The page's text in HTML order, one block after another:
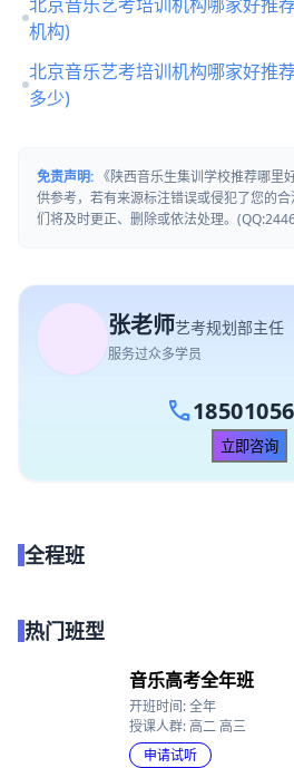
北京音乐艺考培训机构哪家好推
机构)
北京音乐艺考培训机构哪家好推
多少)
免责声明:《陕西音乐生集训学校推荐哪里
供参考，若有来源标注错误或侵犯了您的合
张老师艺考规划部主任
call
立即咨询
音乐高考全年班
开班时间: 全年
授课人群: 高二 高三